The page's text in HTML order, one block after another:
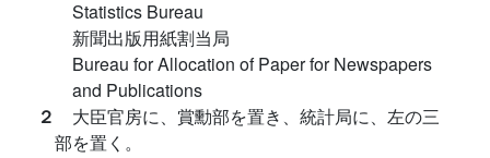
Statistics Bureau
新聞出版用紙割当局
Bureau for Allocation of Paper for Newspapers
and Publications
２ 大臣官房に、賞勳部を置き、統計局に、左の三
部を置く。